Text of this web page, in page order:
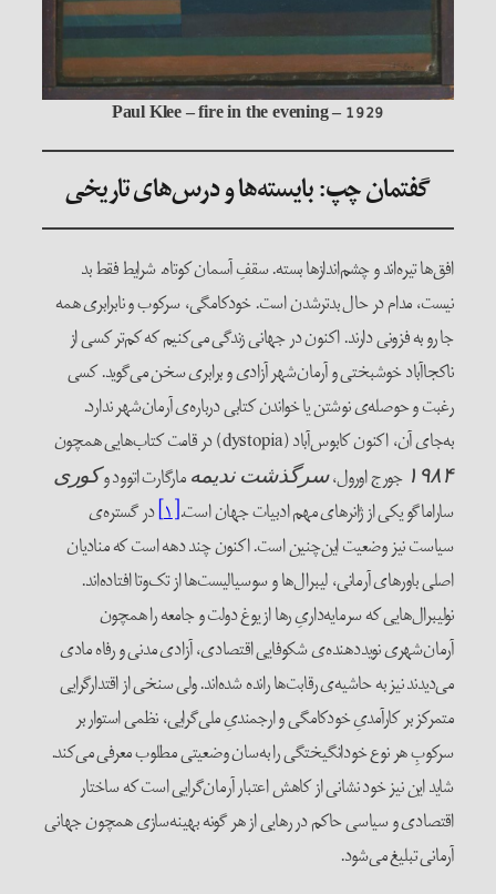
Paul Klee – fire in the evening – 1929
گفتمان چپ: بایسته‌ها و درس‌های تاریخی
افق‌ها تیره‌اند و چشم‌اندازها بسته. سقفِ آسمان کوتاه. شرایط فقط بد
نیست، مدام در حال بدترشدن است. خودکامگی، سرکوب و نابرابری همه
جا رو به فزونی دارند. اکنون در جهانی زندگی می‌کنیم که کم‌تر کسی از
ناکجاآباد خوشبختی و آرمان‌شهر آزادی و برابری سخن می‌گوید. کسی
رغبت و حوصله‌ی نوشتن یا خواندن کتابی درباره‌ی آرمان‌شهر ندارد.
به‌جای آن، اکنون کابوس‌آباد (dystopia) در قامت کتاب‌هایی همچون
۱۹۸۴ جورج اورول،سرگذشت ندیمه مارگارت اتوود وکوری
ساراماگو یکی از ژانرهای مهم ادبیات جهان است.[۱] در گستره‌ی
سیاست نیز وضعیت این‌چنین است. اکنون چند دهه است که منادیان
اصلی باورهای آرمانی، لیبرال‌ها و سوسیالیست‌ها از تک‌و‌تا افتاده‌اند.
نولیبرال‌هایی که سرمایه‌داریِ رها از یوغ دولت و جامعه را همچون
آرمان‌شهری نویددهنده‌ی شکوفایی اقتصادی، آزادی مدنی و رفاه مادی
می‌دیدند نیز به حاشیه‌ی رقابت‌ها رانده‌ شده‌اند. ولی سنخی از اقتدارگرایی
متمرکز بر کارآمدیِ خودکامگی و ارجمندیِ ملی‌گرایی، نظمی استوار بر
سرکوبِ هر نوع خودانگیختگی را به‌سان وضعیتی مطلوب معرفی می‌کند.
شاید این نیز خود نشانی از کاهش اعتبار آرمان‌گرایی است که ساختار
اقتصادی و سیاسی حاکم در رهایی از هر گونه بهینه‌سازی همچون جهانی
آرمانی تبلیغ می‌شود.